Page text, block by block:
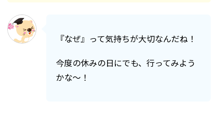
『なぜ』って気持ちが大切なんだね！
今度の休みの日にでも、行ってみよう
かな～！